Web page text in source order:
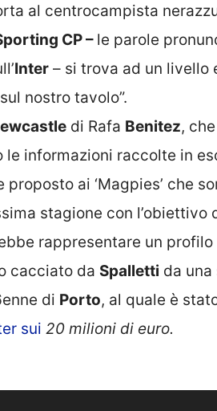
al centrocampista
CP – le parole
Inter – si trova ad un livello
nostro tavolo”.
di Rafa Benitez,
le informazioni raccolte in
ai ‘Magpies’ che
stagione con l’obiettivo
rappresentare un
cacciato da Spalletti da
di Porto, al quale è
sui 20 milioni di euro.